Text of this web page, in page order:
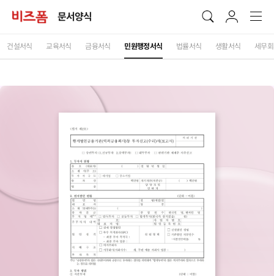
문서양식
건설서식 교육서식 금융서식 민원행정서식 법률서식 생활서식 세무